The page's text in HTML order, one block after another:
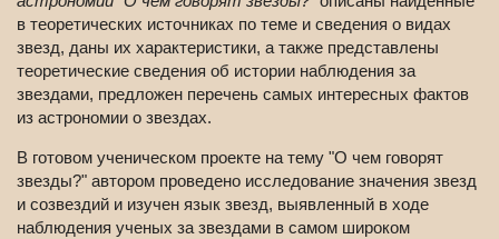
в теоретических источниках по теме и сведения о видах
звезд, даны их характеристики, а также представлены
теоретические сведения об истории наблюдения за
звездами, предложен перечень самых интересных фактов
из астрономии о звездах.
В готовом ученическом проекте на тему "О чем говорят
звезды?" автором проведено исследование значения звезд
и созвездий и изучен язык звезд, выявленный в ходе
наблюдения ученых за звездами в самом широком